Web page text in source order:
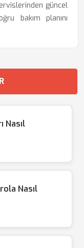
güncel
bakım planını
Nasıl
Nasıl